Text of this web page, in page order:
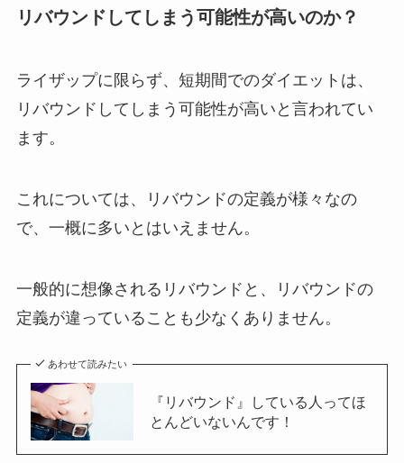
リバウンドしてしまう可能性が高いのか？
ライザップに限らず、短期間でのダイエットは、
リバウンドしてしまう可能性が高いと言われてい
ます。
これについては、リバウンドの定義が様々なの
で、一概に多いとはいえません。
一般的に想像されるリバウンドと、リバウンドの
定義が違っていることも少なくありません。
あわせて読みたい
『リバウンド』している人ってほ
とんどいないんです！